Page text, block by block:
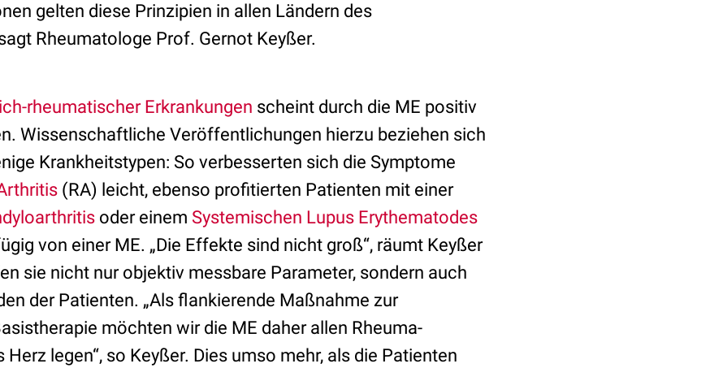
gelten diese Prinzipien in allen Ländern des
Rheumatologe Prof. Gernot Keyßer.
rheumatischer Erkrankungen scheint durch die ME positiv
Wissenschaftliche Veröffentlichungen hierzu beziehen sich
Krankheitstypen: So verbesserten sich die Symptome
(RA) leicht, ebenso profitierten Patienten mit einer
oder einem Systemischen Lupus Erythematodes
von einer ME. „Die Effekte sind nicht groß“, räumt Keyßer
sie nicht nur objektiv messbare Parameter, sondern auch
der Patienten. „Als flankierende Maßnahme zur
möchten wir die ME daher allen Rheuma-
legen“, so Keyßer. Dies umso mehr, als die Patienten